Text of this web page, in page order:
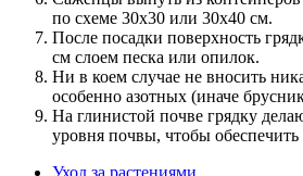
по схеме 30x30 или 30x40 см.
После посадки поверхность
см слоем песка или опилок.
Ни в коем случае не вносить
особенно азотных (иначе
На глинистой почве грядку
уровня почвы, чтобы
Уход за растениями